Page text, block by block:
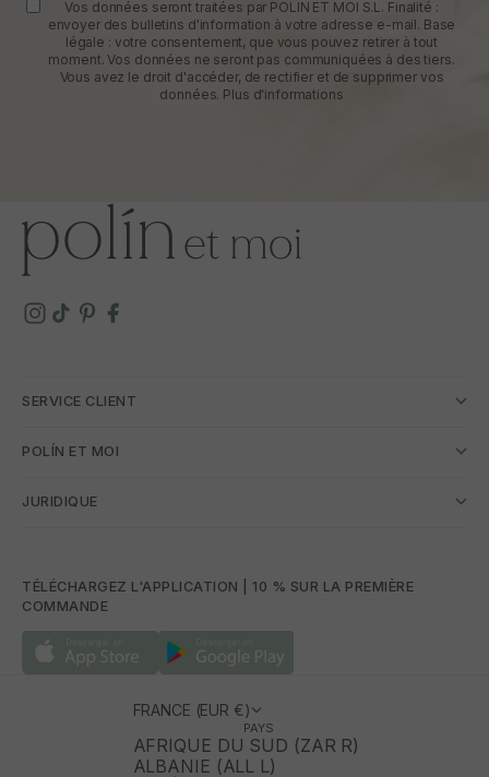
Vos données seront traitées par POLIN ET MOI S.L. Finalité :
envoyer des bulletins d'information à votre adresse e-mail. Base
légale : votre consentement, que vous pouvez retirer à tout
moment. Vos données ne seront pas communiquées à des tiers.
Vous avez le droit d'accéder, de rectifier et de supprimer vos
données. Plus d'informations
SERVICE CLIENT
POLÍN ET MOI
JURIDIQUE
TÉLÉCHARGEZ L'APPLICATION | 10 % SUR LA PREMIÈRE
COMMANDE
FRANCE (EUR €)
PAYS
AFRIQUE DU SUD (ZAR R)
ALBANIE (ALL L)